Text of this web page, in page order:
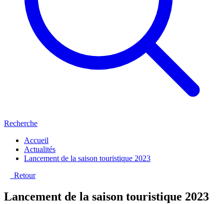
Recherche
Accueil
Actualités
Lancement de la saison touristique 2023
Retour
Lancement de la saison touristique 2023